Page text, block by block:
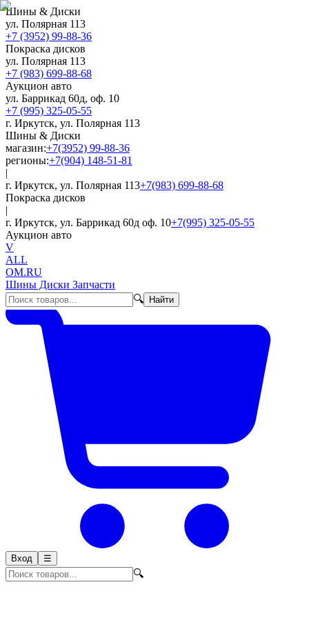
Шины & Диски
ул. Полярная 113
+7 (3952) 99-88-36
Покраска дисков
ул. Полярная 113
+7 (983) 699-88-68
Аукцион авто
ул. Баррикад 60д, оф. 10
+7 (995) 325-05-55
г. Иркутск, ул. Полярная 113
Шины & Диски
магазин:+7(3952) 99-88-36
регионы:+7(904) 148-51-81
|
г. Иркутск, ул. Полярная 113+7(983) 699-88-68
Покраска дисков
|
г. Иркутск, ул. Баррикад 60д оф. 10+7(995) 325-05-55
Аукцион авто
V
ALL
OM.RU
Шины Диски Запчасти
🔍
Найти
Вход ☰
🔍